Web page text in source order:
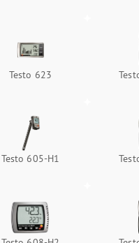
Testo 623
Testo 605-H1